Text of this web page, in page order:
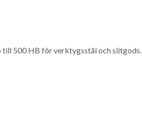
500 HB för verktygsstål och slitgods.